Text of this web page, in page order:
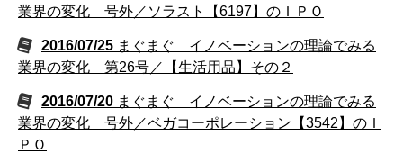
業界の変化 号外／ソラスト【6197】のＩＰＯ
2016/07/25 まぐまぐ イノベーションの理論でみる
業界の変化 第26号／【生活用品】その２
2016/07/20 まぐまぐ イノベーションの理論でみる
業界の変化 号外／ベガコーポレーション【3542】のＩ
ＰＯ